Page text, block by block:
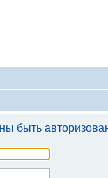
быть